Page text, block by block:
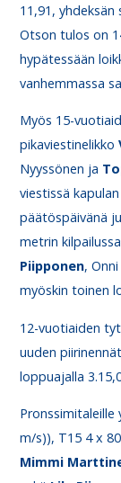
11,91,
Otson tulos on
hypätessään
vanhemmassa
Myös 15-
pikaviestinelikko
Nyyssönen ja
viestissä
päätöspäivänä
metrin
Piipponen,
myöskin toinen
12-vuotiaiden
uuden
loppuajalla
Pronssimitaleille
m/s)), T15 4 x
Mimmi